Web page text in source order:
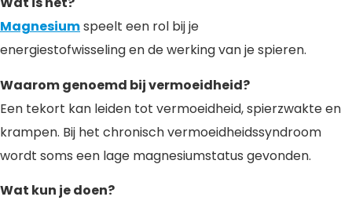
Magnesiumspeelt een rol bij je
energiestofwisseling en de werking van je spieren.
Waarom genoemd bij vermoeidheid?
Een tekort kan leiden tot vermoeidheid, spierzwakte en
krampen. Bij het chronisch vermoeidheidssyndroom
wordt soms een lage magnesiumstatus gevonden.
Wat kun je doen?